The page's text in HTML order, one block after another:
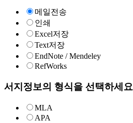
메일전송
인쇄
Excel저장
Text저장
EndNote / Mendeley
RefWorks
서지정보의 형식을 선택하세요
MLA
APA